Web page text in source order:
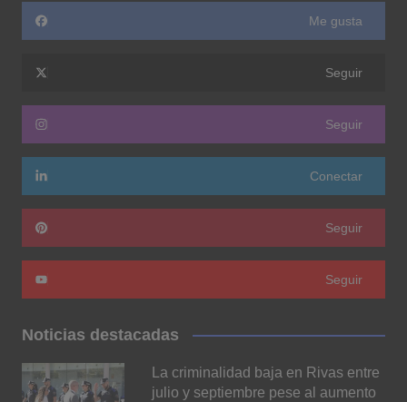
Me gusta
Seguir
Seguir
Conectar
Seguir
Seguir
Noticias destacadas
La criminalidad baja en Rivas entre
julio y septiembre pese al aumento